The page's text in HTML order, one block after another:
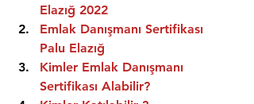
Elazığ 2022
Emlak Danışmanı Sertifikası
Palu Elazığ
Kimler Emlak Danışmanı
Sertifikası Alabilir?